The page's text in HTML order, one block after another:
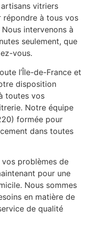
vitriers
répondre à tous vos
intervenons à
seulement, que
vous.
l’Île-de-France et
disposition
toutes vos
Notre équipe
formée pour
dans toutes
vos problèmes de
pour une
Nous sommes
en matière de
de qualité